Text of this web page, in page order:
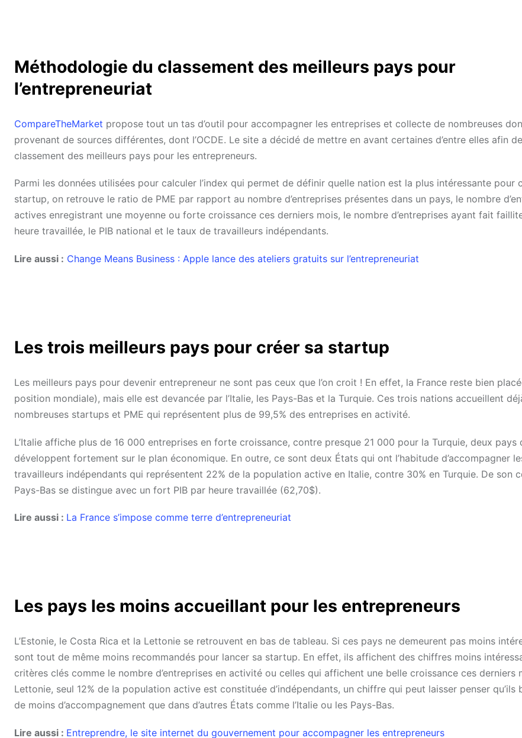
Méthodologie du classement des meilleurs pays pour
l’entrepreneuriat
CompareTheMarket propose tout un tas d’outil pour accompagner les entreprises et collecte de nombreuses
provenant de sources différentes, dont l’OCDE. Le site a décidé de mettre en avant certaines d’entre elles afin
classement des meilleurs pays pour les entrepreneurs.
Parmi les données utilisées pour calculer l’index qui permet de définir quelle nation est la plus intéressante pour
startup, on retrouve le ratio de PME par rapport au nombre d’entreprises présentes dans un pays, le nombre
actives enregistrant une moyenne ou forte croissance ces derniers mois, le nombre d’entreprises ayant fait
heure travaillée, le PIB national et le taux de travailleurs indépendants.
Lire aussi : Change Means Business : Apple lance des ateliers gratuits sur l’entrepreneuriat
Les trois meilleurs pays pour créer sa startup
Les meilleurs pays pour devenir entrepreneur ne sont pas ceux que l’on croit ! En effet, la France reste bien
position mondiale), mais elle est devancée par l’Italie, les Pays-Bas et la Turquie. Ces trois nations accueillent
nombreuses startups et PME qui représentent plus de 99,5% des entreprises en activité.
L’Italie affiche plus de 16 000 entreprises en forte croissance, contre presque 21 000 pour la Turquie, deux pays
développent fortement sur le plan économique. En outre, ce sont deux États qui ont l’habitude d’accompagner
travailleurs indépendants qui représentent 22% de la population active en Italie, contre 30% en Turquie. De son
Pays-Bas se distingue avec un fort PIB par heure travaillée (62,70$).
Lire aussi : La France s’impose comme terre d’entrepreneuriat
Les pays les moins accueillant pour les entrepreneurs
L’Estonie, le Costa Rica et la Lettonie se retrouvent en bas de tableau. Si ces pays ne demeurent pas moins
sont tout de même moins recommandés pour lancer sa startup. En effet, ils affichent des chiffres moins
critères clés comme le nombre d’entreprises en activité ou celles qui affichent une belle croissance ces derniers
Lettonie, seul 12% de la population active est constituée d’indépendants, un chiffre qui peut laisser penser qu’ils
de moins d’accompagnement que dans d’autres États comme l’Italie ou les Pays-Bas.
Lire aussi : Entreprendre, le site internet du gouvernement pour accompagner les entrepreneurs